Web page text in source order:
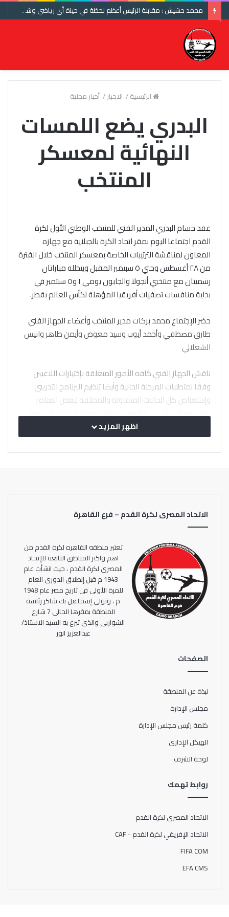
محمد حشيش : مقابلة الرئيس أعظم لحظة في حياة أي رياضي وشكرا اتحاد الكرة ومنتخب مصر
الرئيسية/ الاخبار/ أخبار محلية
البدري يضع اللمسات
النهائية لمعسكر
المنتخب
عقد حسام البدري المدير الفني للمنتخب الوطني الأول لكرة
القدم اجتماعا اليوم بمقر اتحاد الكرة بالجبلاية مع جهازه
المعاون لمناقشة الترتيبات الخاصة بمعسكر المنتخب خلال الفترة
من ٢٨ أغسطس وحتي ٥ سبتمبر المقبل ويتخلله مباراتان
رسميتان مع منتخبي أنجولا والجابون يومي ١ و٥ سبتمبر في
بداية منافسات تصفيات أفريقيا المؤهلة لكأس العالم بقطر.
حضر الإجتماع محمد بركات مدير المنتخب وأعضاء الجهاز الفني
طارق مصطفي وأحمد أيوب وسيد معوض وأيمن طاهر وانيس
الشعلالي
ناقش الجهاز الفني كافه الأمور المتعلقة بإختيارات اللاعبين
وفقآ لمتطلبات المرحلة الحالية وأيضا تنظيم البرنامج التدريبي
وإستعراض كل الحالات المتفاوتة والمختلفة لبعض العناصر
المرشحة للدخول في قائمة الإختيارات لمحاولة التعامل معها.
وحرص الجهاز الفني على مواصلة متابعة كل اللاعبين خلال
المدة المتبقية من عمر مسابقة الدوري قبل الإعلان علي
اظهر المزيد
الاتحاد المصرى لكرة القدم – فرع القاهرة
تعتبر منطقه القاهره لكرة القدم من
اهم واكبر المناطق التابعة للإتحاد
المصرى لكرة القدم ، حيث انشأت عام
1943 م قبل إنطلاق الدورى العام
للمرة الأولى فى تاريخ مصر عام 1948
م ، وتولى إسماعيل بك شاكر رئاسة
المنطقة بمقرها الحالى 7 شارع
الشواربى والذى تبرع به السيد الاستاذ/
عبدالعزيز انور
الصفحات
نبذة عن المنطقة
مجلس الإدارة
كلمة رئيس مجلس الإدارة
الهيكل الإدارى
لوحة الشرف
روابط تهمك
الاتحاد المصرى لكرة القدم
الاتحاد الإفريقي لكرة القدم - CAF
FIFA COM
EFA CMS